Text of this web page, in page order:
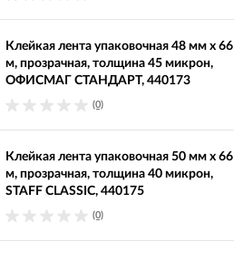
Клейкая лента упаковочная 48 мм х 66
м, прозрачная, толщина 45 микрон,
ОФИСМАГ СТАНДАРТ, 440173
(0)
Клейкая лента упаковочная 50 мм x 66
м, прозрачная, толщина 40 микрон,
STAFF CLASSIC, 440175
(0)